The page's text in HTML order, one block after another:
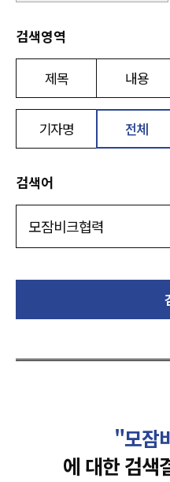
검색영역
제목 내용
기자명 전체
검색어
"모잠
에 대한 검색